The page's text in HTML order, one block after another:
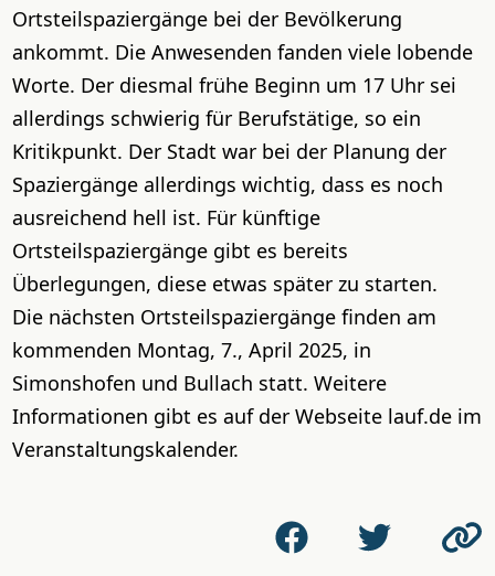
Ortsteilspaziergänge bei der Bevölkerung
ankommt. Die Anwesenden fanden viele lobende
Worte. Der diesmal frühe Beginn um 17 Uhr sei
allerdings schwierig für Berufstätige, so ein
Kritikpunkt. Der Stadt war bei der Planung der
Spaziergänge allerdings wichtig, dass es noch
ausreichend hell ist. Für künftige
Ortsteilspaziergänge gibt es bereits
Überlegungen, diese etwas später zu starten.
Die nächsten Ortsteilspaziergänge finden am
kommenden Montag, 7., April 2025, in
Simonshofen und Bullach statt. Weitere
Informationen gibt es auf der Webseite lauf.de im
Veranstaltungskalender.